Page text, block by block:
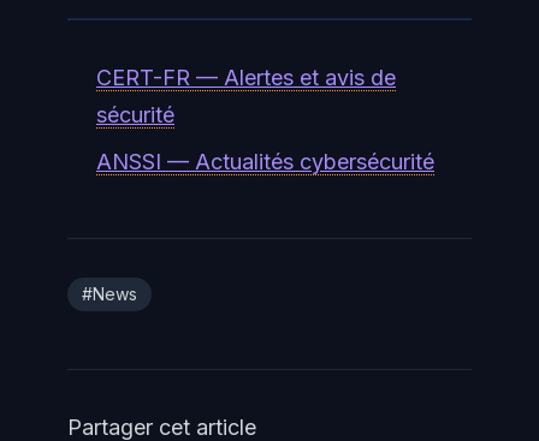
CERT-FR — Alertes et avis de
sécurité
ANSSI — Actualités cybersécurité
#News
Partager cet article